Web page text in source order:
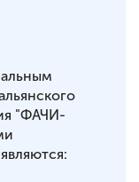
"ФАЧИ-